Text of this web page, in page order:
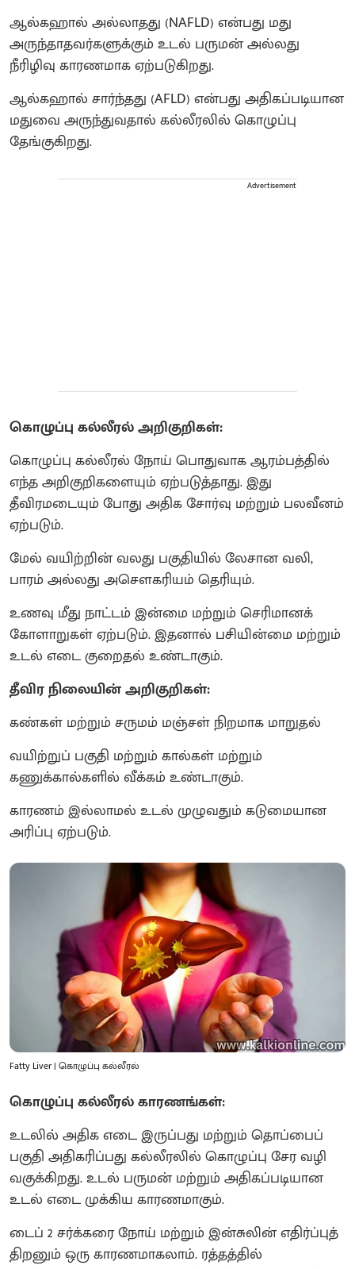
ஆல்கஹால் அல்லாதது (NAFLD) என்பது மது
அருந்தாதவர்களுக்கும் உடல் பருமன் அல்லது
நீரிழிவு காரணமாக ஏற்படுகிறது.
ஆல்கஹால் சார்ந்தது (AFLD) என்பது அதிகப்படியான
மதுவை அருந்துவதால் கல்லீரலில் கொழுப்பு
தேங்குகிறது.
Advertisement
கொழுப்பு கல்லீரல் அறிகுறிகள்:
கொழுப்பு கல்லீரல் நோய் பொதுவாக ஆரம்பத்தில்
எந்த அறிகுறிகளையும் ஏற்படுத்தாது. இது
தீவிரமடையும் போது அதிக சோர்வு மற்றும் பலவீனம்
ஏற்படும்.
மேல் வயிற்றின் வலது பகுதியில் லேசான வலி,
பாரம் அல்லது அசௌகரியம் தெரியும்.
உணவு மீது நாட்டம் இன்மை மற்றும் செரிமானக்
கோளாறுகள் ஏற்படும். இதனால் பசியின்மை மற்றும்
உடல் எடை குறைதல் உண்டாகும்.
தீவிர நிலையின் அறிகுறிகள்:
கண்கள் மற்றும் சருமம் மஞ்சள் நிறமாக மாறுதல்
வயிற்றுப் பகுதி மற்றும் கால்கள் மற்றும்
கணுக்கால்களில் வீக்கம் உண்டாகும்.
காரணம் இல்லாமல் உடல் முழுவதும் கடுமையான
அரிப்பு ஏற்படும்.
Fatty Liver | கொழுப்பு கல்லீரல்
கொழுப்பு கல்லீரல்காரணங்கள்:
உடலில் அதிக எடை இருப்பது மற்றும் தொப்பைப்
பகுதி அதிகரிப்பது கல்லீரலில் கொழுப்பு சேர வழி
வகுக்கிறது. உடல் பருமன் மற்றும் அதிகப்படியான
உடல் எடை முக்கிய காரணமாகும்.
டைப் 2 சர்க்கரை நோய் மற்றும் இன்சுலின் எதிர்ப்புத்
திறனும் ஒரு காரணமாகலாம். ரத்தத்தில்